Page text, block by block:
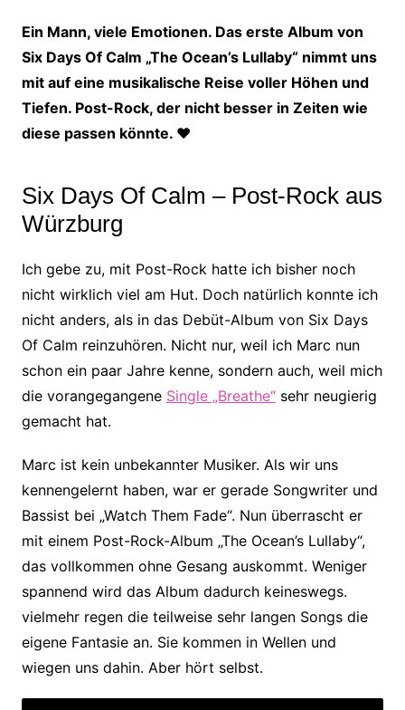
Ein Mann, viele Emotionen. Das erste Album von
Six Days Of Calm „The Ocean’s Lullaby“ nimmt uns
mit auf eine musikalische Reise voller Höhen und
Tiefen. Post-Rock, der nicht besser in Zeiten wie
diese passen könnte. ♥
Six Days Of Calm – Post-Rock aus
Würzburg
Ich gebe zu, mit Post-Rock hatte ich bisher noch
nicht wirklich viel am Hut. Doch natürlich konnte ich
nicht anders, als in das Debüt-Album von Six Days
Of Calm reinzuhören. Nicht nur, weil ich Marc nun
schon ein paar Jahre kenne, sondern auch, weil mich
die vorangegangene Single „Breathe“sehr neugierig
gemacht hat.
Marc ist kein unbekannter Musiker. Als wir uns
kennengelernt haben, war er gerade Songwriter und
Bassist bei „Watch Them Fade“. Nun überrascht er
mit einem Post-Rock-Album „The Ocean’s Lullaby“,
das vollkommen ohne Gesang auskommt. Weniger
spannend wird das Album dadurch keineswegs.
vielmehr regen die teilweise sehr langen Songs die
eigene Fantasie an. Sie kommen in Wellen und
wiegen uns dahin. Aber hört selbst.